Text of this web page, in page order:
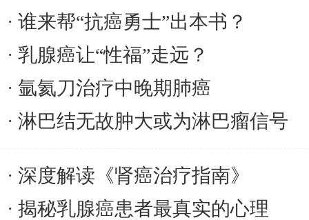
谁来帮“抗癌勇士”出本书？
乳腺癌让“性福”走远？
氩氦刀治疗中晚期肺癌
淋巴结无故肿大或为淋巴瘤信号
深度解读《肾癌治疗指南》
揭秘乳腺癌患者最真实的心理